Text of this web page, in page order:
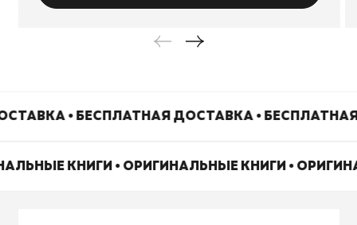
• БЕСПЛАТНАЯ ДОСТАВКА •
КНИГИ • ОРИГИНАЛЬНЫЕ КНИГИ •